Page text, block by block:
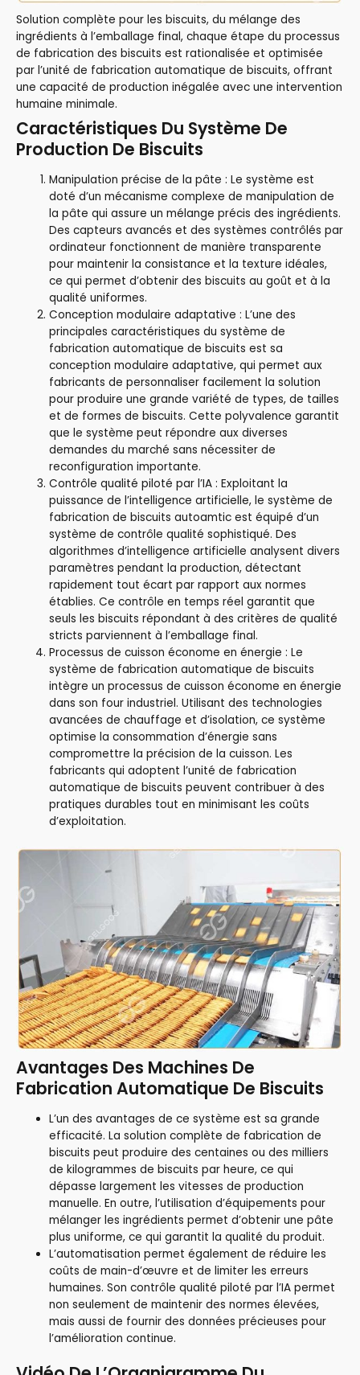
Solution complète pour les biscuits, du mélange des
ingrédients à l’emballage final, chaque étape du processus
de fabrication des biscuits est rationalisée et optimisée
par l’unité de fabrication automatique de biscuits, offrant
une capacité de production inégalée avec une intervention
humaine minimale.
Caractéristiques Du Système De
Production De Biscuits
Manipulation précise de la pâte : Le système est
doté d’un mécanisme complexe de manipulation de
la pâte qui assure un mélange précis des ingrédients.
Des capteurs avancés et des systèmes contrôlés par
ordinateur fonctionnent de manière transparente
pour maintenir la consistance et la texture idéales,
ce qui permet d’obtenir des biscuits au goût et à la
qualité uniformes.
Conception modulaire adaptative : L’une des
principales caractéristiques du système de
fabrication automatique de biscuits est sa
conception modulaire adaptative, qui permet aux
fabricants de personnaliser facilement la solution
pour produire une grande variété de types, de tailles
et de formes de biscuits. Cette polyvalence garantit
que le système peut répondre aux diverses
demandes du marché sans nécessiter de
reconfiguration importante.
Contrôle qualité piloté par l’IA : Exploitant la
puissance de l’intelligence artificielle, le système de
fabrication de biscuits autoamtic est équipé d’un
système de contrôle qualité sophistiqué. Des
algorithmes d’intelligence artificielle analysent divers
paramètres pendant la production, détectant
rapidement tout écart par rapport aux normes
établies. Ce contrôle en temps réel garantit que
seuls les biscuits répondant à des critères de qualité
stricts parviennent à l’emballage final.
Processus de cuisson économe en énergie : Le
système de fabrication automatique de biscuits
intègre un processus de cuisson économe en énergie
dans son four industriel. Utilisant des technologies
avancées de chauffage et d’isolation, ce système
optimise la consommation d’énergie sans
compromettre la précision de la cuisson. Les
fabricants qui adoptent l’unité de fabrication
automatique de biscuits peuvent contribuer à des
pratiques durables tout en minimisant les coûts
d’exploitation.
Avantages Des Machines De
Fabrication Automatique De Biscuits
L’un des avantages de ce système est sa grande
efficacité. La solution complète de fabrication de
biscuits peut produire des centaines ou des milliers
de kilogrammes de biscuits par heure, ce qui
dépasse largement les vitesses de production
manuelle. En outre, l’utilisation d’équipements pour
mélanger les ingrédients permet d’obtenir une pâte
plus uniforme, ce qui garantit la qualité du produit.
L’automatisation permet également de réduire les
coûts de main-d’œuvre et de limiter les erreurs
humaines. Son contrôle qualité piloté par l’IA permet
non seulement de maintenir des normes élevées,
mais aussi de fournir des données précieuses pour
l’amélioration continue.